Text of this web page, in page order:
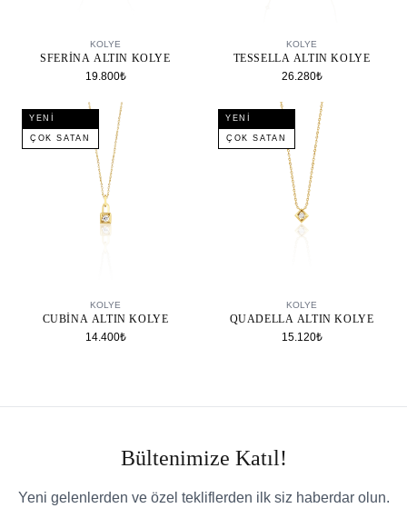
KOLYE
SFERINA ALTIN KOLYE
19.800₺
KOLYE
TESSELLA ALTIN KOLYE
26.280₺
YENI
ÇOK SATAN
KOLYE
CUBINA ALTIN KOLYE
14.400₺
YENI
ÇOK SATAN
KOLYE
QUADELLA ALTIN KOLYE
15.120₺
Bültenimize Katıl!
Yeni gelenlerden ve özel tekliflerden ilk siz haberdar olun.